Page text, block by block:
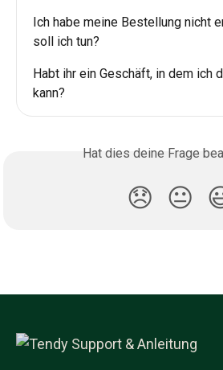
Ich habe meine Bestellung nicht
soll ich tun?
Habt ihr ein Geschäft, in dem ich
kann?
Hat dies deine Frage
😞 😐